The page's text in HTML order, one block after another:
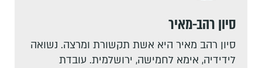
סיון רהב-מאיר
סיון רהב מאיר היא אשת תקשורת ומרצה. נשואה
לידידיה, אימא לחמישה, ירושלמית. עובדת